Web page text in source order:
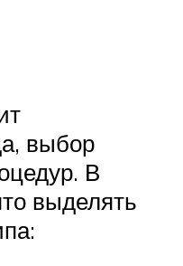
выбор
В
выделять